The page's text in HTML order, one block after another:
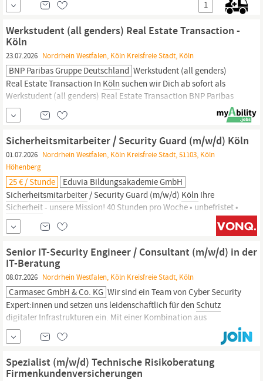
Saug- & Luftfördertechnik Einsatzort: NRW & bundesweite
bewerben -->
1
Werkstudent (all genders) Real Estate Transaction -
Köln
23.07.2026 Nordrhein Westfalen, Köln Kreisfreie Stadt, Köln
BNP Paribas Gruppe Deutschland Werkstudent (all genders)
Real Estate Transaction In Köln suchen wir Dich ab sofort als
Werkstudent (all genders) Real Estate Transaction BNP Paribas
Real Estate - Wer wir sind: Als ein führender deutscher und
internationaler Immobiliendienstleister bietet BNP Paribas Real
Estate maßgeschneiderte Beratung im gesamten
Immobilienzyklus. Mit
Sicherheitsmitarbeiter / Security Guard (m/w/d) Köln
01.07.2026 Nordrhein Westfalen, Köln Kreisfreie Stadt, 51103, Köln
Höhenberg
25 € / Stunde
Eduvia Bildungsakademie GmbH
Sicherheitsmitarbeiter/ Security Guard (m/w/d) Köln Ihre
Sicherheit- unsere Mission! 40 Stunden pro Woche • unbefristet •
Frühester Beginn ab sofort 16,00 - 25,00 EUR pro Stunde Wir sind
ein wachsendes Unternehmen im
und bieten
unseren Kundinnen und Kunden professionelle
und
Sicherheitsdienstleistungenauf höchstem Niveau. Zur
Senior IT-Security Engineer / Consultant (m/w/d) in der
IT-Beratung
08.07.2026 Nordrhein Westfalen, Köln Kreisfreie Stadt, Köln
Carmasec GmbH & Co. KG Wir sind ein Team von Cyber Security
Expert:innen und setzen uns leidenschaftlich für den Schutz
digitaler Infrastrukturen ein. Mit einer Kombination aus
langjähriger Beratungserfahrung, agilen Arbeitsweisen und
kontinuierlicher Weiterentwicklung unterstützen wir unsere
Kunden branchenneutral und herstellerunabhängig.
Spezialist (m/w/d) Technische Risikoberatung
Firmenkundenversicherungen